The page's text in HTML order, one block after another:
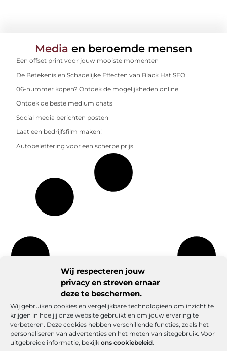
Wij respecteren jouw
privacy en streven ernaar
deze te beschermen.
Wij gebruiken cookies en vergelijkbare technologieën om inzicht te
krijgen in hoe jij onze website gebruikt en om jouw ervaring te
verbeteren. Deze cookies hebben verschillende functies, zoals het
personaliseren van advertenties en het meten van sitegebruik. Voor
uitgebreide informatie, bekijk ons cookiebeleid.
Media en beroemde mensen
Een offset print voor jouw mooiste momenten
De Betekenis en Schadelijke Effecten van Black Hat SEO
06-nummer kopen? Ontdek de mogelijkheden online
Ontdek de beste medium chats
Social media berichten posten
Laat een bedrijfsfilm maken!
Autobelettering voor een scherpe prijs